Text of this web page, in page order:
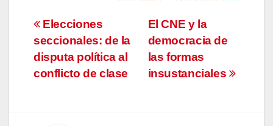
Navegación
de
entradas
El CNE y la
democracia de
las formas
insustanciales
Elecciones
seccionales: de la
disputa política al
conflicto de clase